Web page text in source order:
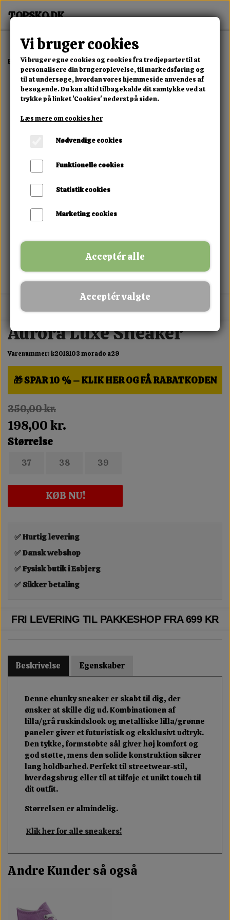
Forside Dame Alle Damesko Aurora Luxe Sneaker
MIX FRIT · KØB 3 BETAL FOR 2
Aurora Luxe Sneaker
Varenummer: k2018103 morado a29
🎁 SPAR 10 % – KLIK HER OG FÅ RABATKODEN
350,00 kr.
198,00 kr.
Størrelse
37 38 39
KØB NU!
✅ Hurtig levering
✅ Dansk webshop
✅ Fysisk butik i Esbjerg
✅ Sikker betaling
FRI LEVERING TIL PAKKESHOP FRA 699 KR
Beskrivelse Egenskaber
Denne chunky sneaker er skabt til dig, der
ønsker at skille dig ud. Kombinationen af
lilla/grå ruskindslook og metalliske lilla/grønne
paneler giver et futuristisk og eksklusivt udtryk.
Den tykke, formstøbte sål giver høj komfort og
god støtte, mens den solide konstruktion sikrer
lang holdbarhed. Perfekt til streetwear-stil,
hverdagsbrug eller til at tilføje et unikt touch til
dit outfit.
Størrelsen er almindelig.
Klik her for alle sneakers!
Andre Kunder så også
Vi bruger cookies
Vi bruger egne cookies og cookies fra tredjeparter til at
personalisere din brugeroplevelse, til markedsføring og
til at undersøge, hvordan vores hjemmeside anvendes af
besøgende. Du kan altid tilbagekalde dit samtykke ved at
trykke på linket 'Cookies' nederst på siden.
Læs mere om cookies her
Nødvendige cookies
Funktionelle cookies
Statistik cookies
Marketing cookies
Acceptér alle
Acceptér valgte